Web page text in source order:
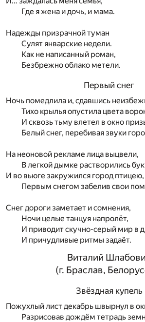
Где я жена и дочь, и мама.
Надежды призрачной туман
Сулят январские недели.
Как не написанный роман,
Безбрежно облако метели.
Первый снег
Ночь помедлила и, сдавшись
Тихо крылья опустила цвета
И сквозь тьму влетел в окно
Белый снег, перебивая звуки
На неоновой рекламе лица выцвели,
В легкой дымке растворились
И во вьюге закружился город птицею,
Первым снегом забелив свои
Снег дороги заметает и сомнения,
Ночи целые танцуя напролёт,
И приводит скучно-серый мир в
И причудливые ритмы задаёт.
Виталий
(г. Браслав,
Звёздная купель
Пожухлый лист декабрь швырнул в
Разрисовав дождём тетрадь